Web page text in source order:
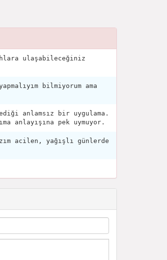
ulaşabileceğiniz
bilmiyorum ama
anlamsız bir uygulama.
anlayışına pek uymuyor.
acilen, yağışlı günlerde